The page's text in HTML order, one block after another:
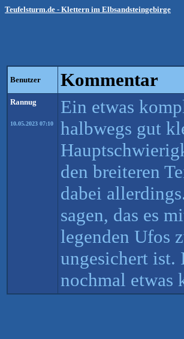
Teufelsturm.de - Klettern im Elbsandsteingebirge
Benutzer Kommentar
Rannug
10.05.2023 07:10
Ein etwas
halbwegs gut
den breiteren
dabei
sagen, das es
legenden Ufos
ungesichert ist.
nochmal etwas